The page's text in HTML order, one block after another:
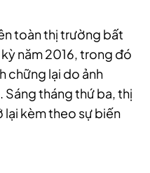
toàn thị trường bất
năm 2016, trong đó
chững lại do ảnh
Sáng tháng thứ ba, thị
kèm theo sự biến